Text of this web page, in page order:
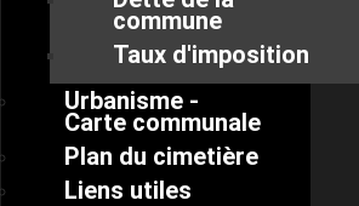
commune
Taux d'imposition
Urbanisme -
Carte communale
Plan du cimetière
Liens utiles